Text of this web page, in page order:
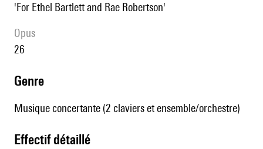
'For Ethel Bartlett and Rae Robertson'
Opus
26
genre
Musique concertante (2 claviers et ensemble/orchestre)
effectif détaillé